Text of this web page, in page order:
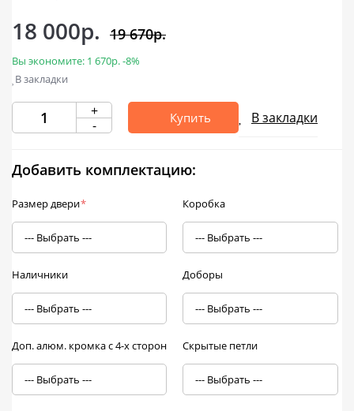
18 000р. 19 670р.
Вы экономите: 1 670р.-8%
В закладки
+
-
Купить В закладки
Добавить комплектацию:
Размер двери* Коробка
Наличники Доборы
Доп. алюм. кромка с 4-х сторон Скрытые петли